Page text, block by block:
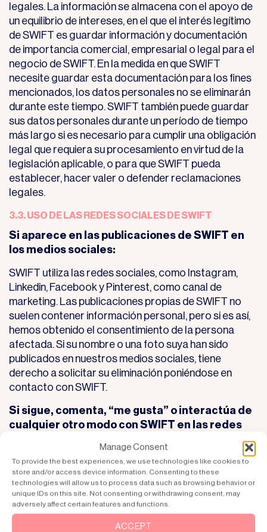
Manage Consent
To provide the best experiences, we use technologies like cookies to
store and/or access device information. Consenting to these
technologies will allow us to process data such as browsing behavior or
unique IDs on this site. Not consenting or withdrawing consent, may
adversely affect certain features and functions.
ACCEPT
legales. La información se almacena con el apoyo de
un equilibrio de intereses, en el que el interés legítimo
de SWIFT es guardar información y documentación
de importancia comercial, empresarial o legal para el
negocio de SWIFT. En la medida en que SWIFT
necesite guardar esta documentación para los fines
mencionados, los datos personales no se eliminarán
durante este tiempo. SWIFT también puede guardar
sus datos personales durante un período de tiempo
más largo si es necesario para cumplir una obligación
legal que requiera su procesamiento en virtud de la
legislación aplicable, o para que SWIFT pueda
establecer, hacer valer o defender reclamaciones
legales.
3.3. USO DE LAS REDES SOCIALES DE SWIFT
Si aparece en las publicaciones de SWIFT en
los medios sociales:
SWIFT utiliza las redes sociales, como Instagram,
Linkedin, Facebook y Pinterest, como canal de
marketing. Las publicaciones propias de SWIFT no
suelen contener información personal, pero si es así,
hemos obtenido el consentimiento de la persona
afectada. Si su nombre o una foto suya han sido
publicados en nuestros medios sociales, tiene
derecho a solicitar su eliminación poniéndose en
contacto con SWIFT.
Si sigue, comenta, “me gusta” o interactúa de
cualquier otro modo con SWIFT en las redes
Si sigue, “me gusta”, escribe un comentario, “pin” o se
comunica de cualquier otra forma en las páginas de
SWIFT en las redes sociales, su nombre, cualquier
foto de perfil y su posible comentario pueden
aparecer en la cuenta de SWIFT en las redes